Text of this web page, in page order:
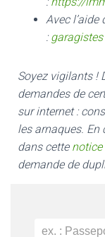
Avec l’aide
: garagistes
Soyez vigilants !
demandes de
sur internet :
les arnaques. En
dans cette
demande de